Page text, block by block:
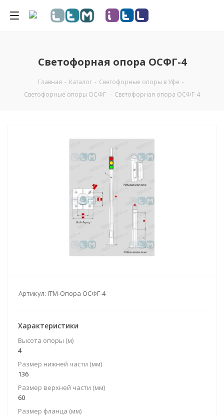
Светофорная опора ОСФГ-4
Главная - Каталог - Светофорные опоры в Уфе -
Светофорные опоры ОСФГ - Светофорная опора ОСФГ-4
Артикул: ITM-Опора ОСФГ-4
Характеристики
Высота опоры (м)
4
Размер нижней части (мм)
136
Размер верхней части (мм)
60
Размер фланца (мм)